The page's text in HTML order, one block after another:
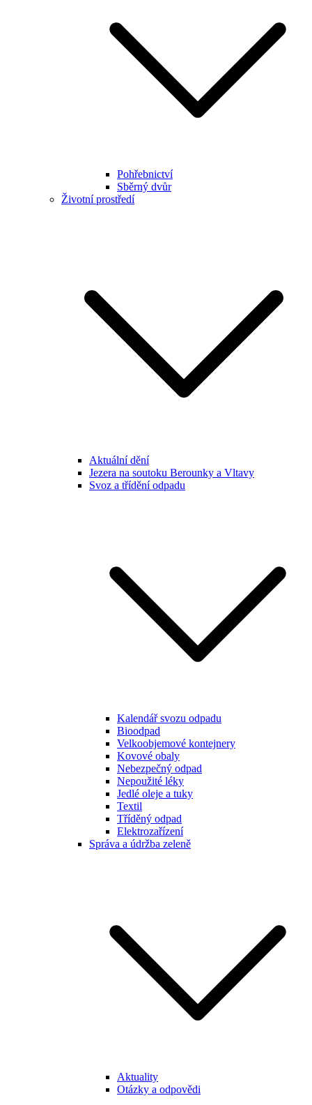
Pohřebnictví
Sběrný dvůr
Životní prostředí
Aktuální dění
Jezera na soutoku Berounky a Vltavy
Svoz a třídění odpadu
Kalendář svozu odpadu
Bioodpad
Velkoobjemové kontejnery
Kovové obaly
Nebezpečný odpad
Nepoužité léky
Jedlé oleje a tuky
Textil
Tříděný odpad
Elektrozařízení
Správa a údržba zeleně
Aktuality
Otázky a odpovědi